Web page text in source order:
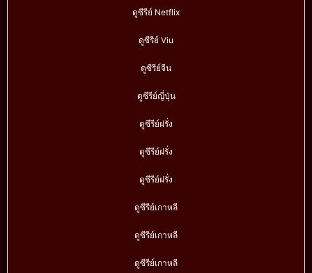
ดูซีรีย์ Netflix
ดูซีรีย์ Viu
ดูซีรีย์จีน
ดูซีรีย์ญี่ปุ่น
ดูซีรีย์ฝรั่ง
ดูซีรีย์ฝรั่ง
ดูซีรีย์ฝรั่ง
ดูซีรีย์เกาหลี
ดูซีรีย์เกาหลี
ดูซีรีย์เกาหลี